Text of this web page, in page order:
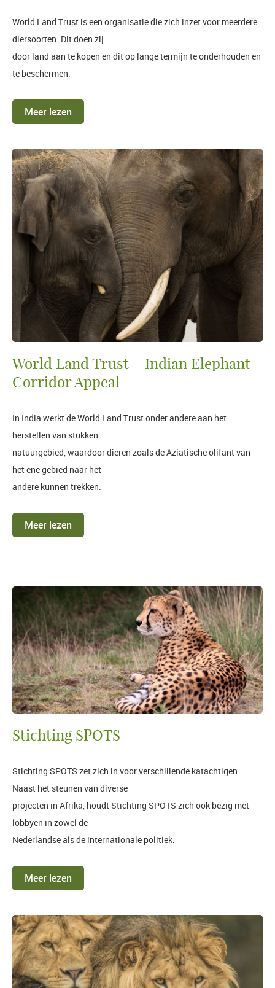
World Land Trust is een organisatie die zich inzet voor meerdere
diersoorten. Dit doen zij
door land aan te kopen en dit op lange termijn te onderhouden en
te beschermen.
Meer lezen
World Land Trust – Indian Elephant
Corridor Appeal
In India werkt de World Land Trust onder andere aan het
herstellen van stukken
natuurgebied, waardoor dieren zoals de Aziatische olifant van
het ene gebied naar het
andere kunnen trekken.
Meer lezen
Stichting SPOTS
Stichting SPOTS zet zich in voor verschillende katachtigen.
Naast het steunen van diverse
projecten in Afrika, houdt Stichting SPOTS zich ook bezig met
lobbyen in zowel de
Nederlandse als de internationale politiek.
Meer lezen